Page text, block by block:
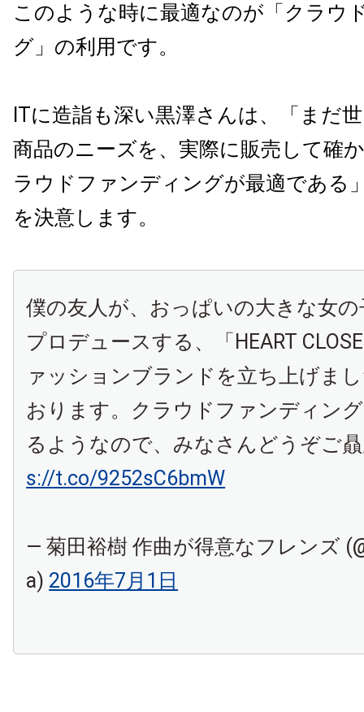
このような時に最適なのが「クラウ
グ」の利用です。
ITに造詣も深い黒澤さんは、「まだ
商品のニーズを、実際に販売して確
ラウドファンディングが最適である
を決意します。
僕の友人が、おっぱいの大きな女
プロデュースする、「HEART
ァッションブランドを立ち上げま
おります。クラウドファンディン
るようなので、みなさんどうぞご
s://t.co/9252sC6bmW
— 菊田裕樹 作曲が得意なフレンズ
a) 2016年7月1日